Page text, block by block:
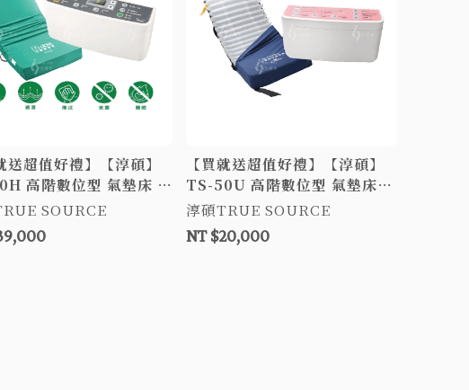
送超值好禮】【淳碩】
高階數位型 氣墊床 6
型管 防褥瘡氣墊床 防
減壓床墊
SOURCE
【買就送超值好禮】【淳碩】
TS-50U 高階數位型 氣墊床 6
吋20管 上下獨立氣室 三管交
替減壓氣墊床 防褥瘡氣墊床 褥
瘡床墊 TS50U 醫療氣墊床
淳碩TRUE SOURCE
NT $20,000